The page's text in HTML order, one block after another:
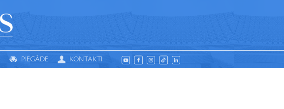
PIEGĀDE KONTAKTI